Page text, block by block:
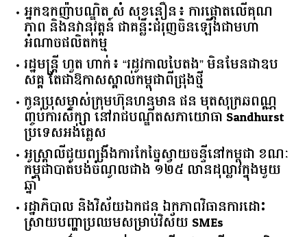
អ្នកឧកញ៉ាបណ្ឌិត សំ សុខនឿន៖ ការផ្តោតលើគុណ
ភាព និងនវានុវត្តន៍ ជាគន្លឹះជំរុញចិនឡើងជាមហា
អំណាចផលិតកម្ម
រដ្ឋមន្ត្រី ហួត ហាក់៖ “រដូវកាលបៃតង” មិនមែនជាឧប
សគ្គ តែជាឱកាសស្គាល់កម្ពុជាពីជ្រុងថ្មី
កូនប្រុសម្ចាស់ក្រុមហ៊ុនហនុមាន ផន មុតសុក្រឆពណ្ណ
ញ្ចប់ការសិក្សា នៅរាជបណ្ឌិតសភាយោធា Sandhurst
ប្រទេសអង់គ្លេស
អូស្ត្រាលី​ជួយ​ពង្រឹង​ការ​កែច្នៃ​ស្វាយចន្ទី​នៅ​កម្ពុជា​ ​ខណៈ​
កម្ពុជា​បាត់បង់​ចំណូល​ជាង​ ​១២៥​ ​លាន​ដុល្លារ​ក្នុង​មួយ​
ឆ្នាំ​
រដ្ឋាភិបាល​ ​និង​វិស័យ​ឯកជន ​ឯកភាព​វិធានការ​ដោះ
ស្រាយ​បញ្ហា​ប្រឈម​​សម្រាប់​វិស័យ​ ​SMEs​